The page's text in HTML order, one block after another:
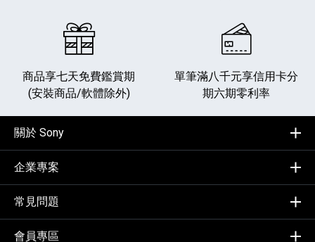
商品享七天免費鑑賞期
(安裝商品/軟體除外)
單筆滿八千元享信用卡分
期六期零利率
關於 Sony
企業專案
常見問題
會員專區